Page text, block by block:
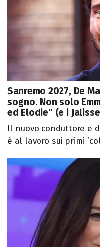
Sanremo 2027, De
sogno. Non solo
ed Elodie” (e i
Il nuovo conduttore e
è al lavoro sui primi